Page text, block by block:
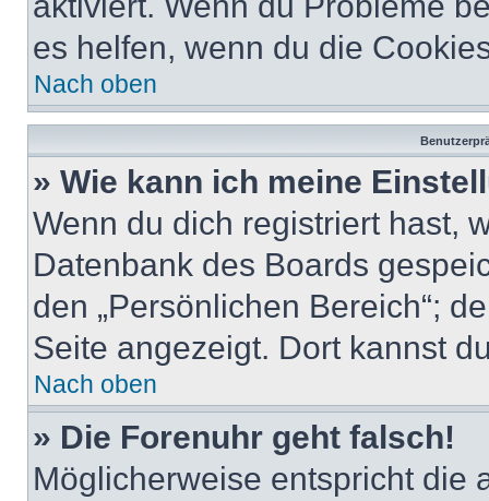
es helfen, wenn du die
Nach oben
» Wie kann ich meine
Wenn du dich registriert hast,
Datenbank des Boards
den „Persönlichen Bereich“;
Seite angezeigt. Dort kannst
Nach oben
» Die Forenuhr geht falsch!
Möglicherweise entspricht die